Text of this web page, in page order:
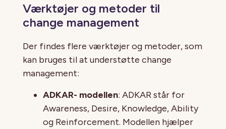
Værktøjer og metoder til
change management
Der findes flere værktøjer og metoder, som
kan bruges til at understøtte change
management:
ADKAR- modellen: ADKAR står for
Awareness, Desire, Knowledge, Ability
og Reinforcement. Modellen hjælper